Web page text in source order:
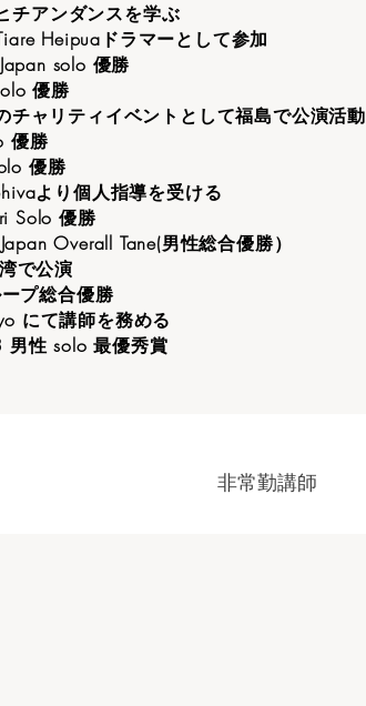
アンダンスを学ぶ
Heipuaドラマーとして参加
solo 優勝
優勝
ャリティイベントとして福島で公演活動
優勝
優勝
より個人指導を受ける
Solo 優勝
Overall Tane(男性総合優勝）
で公演
プ総合優勝
にて講師を務める
性 solo 最優秀賞
非常勤講師